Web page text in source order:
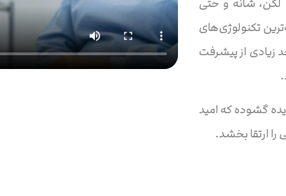
تکنولوژی‌های
زیادی از پیشرفت
گشوده که امید
ارتقا بخشد.